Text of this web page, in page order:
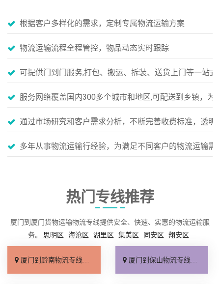
根据客户多样化的需求，定制专属物流运输方案
物流运输流程全程管控，物品动态实时跟踪
可提供门到门服务,打包、搬运、拆装、送货上门等一站
服务网络覆盖国内300多个城市和地区,可配送到乡镇，为
通过市场研究和客户需求分析，不断完善收费标准，透明
多年从事物流运输行经验，为满足不同客户的物流运输
热门专线推荐
厦门到厦门货物运输物流专线提供安全、快速、实惠的物流运输服
务。 思明区 海沧区 湖里区 集美区 同安区 翔安区
厦门到黔南物流专线_高效快运「专业可靠」 厦门到保山物流专线_高效快运「送货上门」